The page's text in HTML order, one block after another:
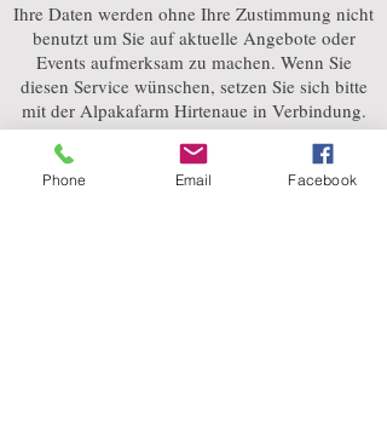
Ihre Daten werden ohne Ihre Zustimmung nicht
benutzt um Sie auf aktuelle Angebote oder
Events aufmerksam zu machen. Wenn Sie
diesen Service wünschen, setzen Sie sich bitte
mit der Alpakafarm Hirtenaue in Verbindung.
Während der Speicherung Ihrer
personenbezogenen Daten zu dem von Ihnen
Phone Email Facebook